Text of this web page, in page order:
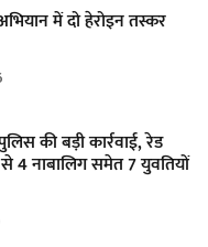
में दो हेरोइन तस्कर
की बड़ी कार्रवाई, रेड
4 नाबालिग समेत 7 युवतियों